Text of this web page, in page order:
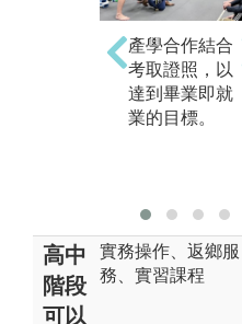
產學合作結合
考取證照，以
達到畢業即就
業的目標。
高中
階段
可以
實務操作、返鄉服
務、實習課程